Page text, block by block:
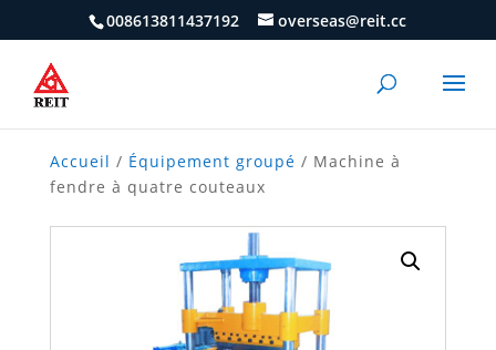
008613811437192 overseas@reit.cc
Accueil / Équipement groupé / Machine à
fendre à quatre couteaux